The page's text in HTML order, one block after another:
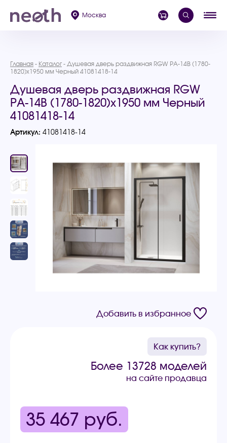
Москва
Главная Каталог
Душевая дверь раздвижная RGW PA-14B (1780-
1820)х1950 мм Черный 41081418-14
Душевая дверь раздвижная RGW
PA-14B (1780-1820)х1950 мм Черный
41081418-14
Артикул: 41081418-14
Добавить в избранное
Как купить?
Более 13728 моделей
на сайте продавца
35 467 руб.